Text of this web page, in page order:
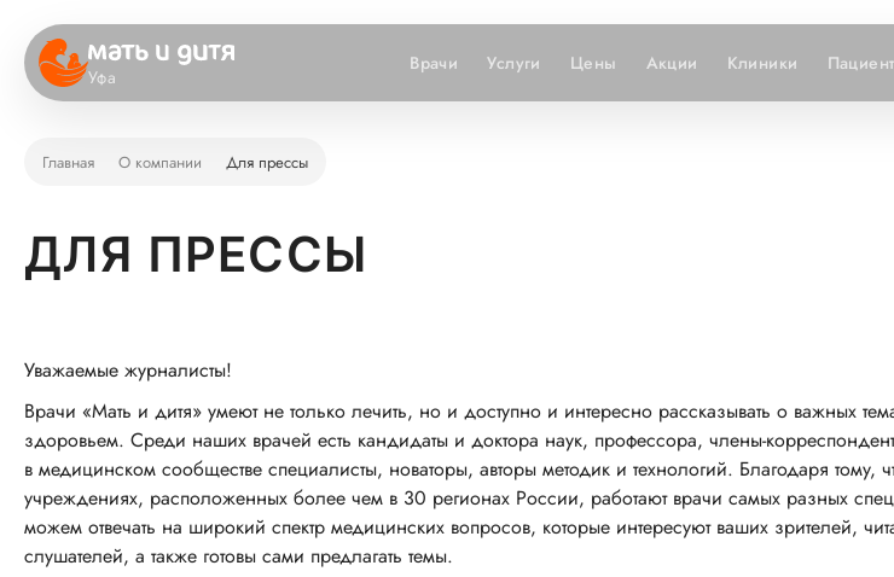
Уфа
Врачи Услуги Цены Акции Клиники
Главная О компании Для прессы
ДЛЯ ПРЕССЫ
Уважаемые журналисты!
Врачи «Мать и дитя» умеют не только лечить, но и доступно и интересно рассказывать о важных
здоровьем. Среди наших врачей есть кандидаты и доктора наук, профессора, члены-
в медицинском сообществе специалисты, новаторы, авторы методик и технологий. Благодаря тому,
учреждениях, расположенных более чем в 30 регионах России, работают врачи самых разных
можем отвечать на широкий спектр медицинских вопросов, которые интересуют ваших зрителей,
слушателей, а также готовы сами предлагать темы.